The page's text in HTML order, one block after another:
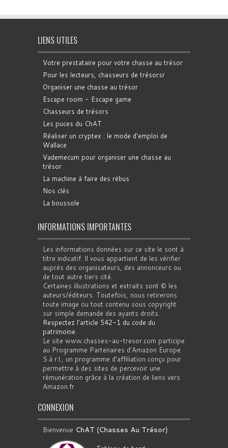
LIENS UTILES
Votre prestataire pour votre chasse au trésor
Pour les lecteurs, chasseurs de trésorsr
Organiser une chasse au trésor
Escape room - Escape game
Chasseurs de trésors
Les puces du ChAT
Réaliser un cryptex : le mode d'emploi de
Wallace
Vademecum pour organiser une chasse au
trésor
La machine à faire des rébus
Nos clés
La boussole
INFORMATIONS IMPORTANTES
Les informations données sur ce site le sont à
titre indicatif. Il vous appartient de les vérifier
auprès des organisateurs, des annonceurs ou
de tout autre tiers cité.
Certaines illustrations et extraits sont © les
auteurs/éditeurs. Toutefois, nous retirerons
toute image ou tout contenu sous copyright
sur simple demande des ayants droits.
Respectez l'article 542-1 du code du
patrimoine.
Le site www.chasses-au-tresor.com participe
au Programme Partenaires d’Amazon Europe
S.à r.l., un programme d’affiliation conçu pour
permettre à des sites de percevoir une
rémunération grâce à la création de liens vers
Amazon.fr
CONNEXION
Bienvenue ChAT (Chasses Au Trésor) .